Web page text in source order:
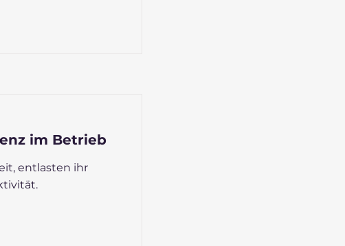
im Betrieb
entlasten ihr